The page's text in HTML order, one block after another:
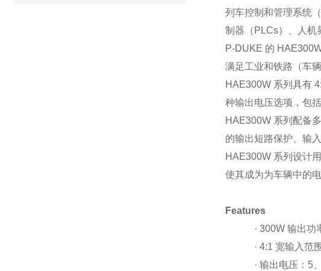
列⻋控制和管理系统（
制器（PLCs）、⼈机
P-DUKE 的
满⾜⼯业和铁路（⻋
HAE300W 系列具有
种输出电压选项，包
HAE300W 系列配备
的输出短路保护、输
HAE300W 系列设计
使其成为为⻋辆中的
Features
· 300W 输出功
· 4:1 宽输入范
· 输出电压： 5